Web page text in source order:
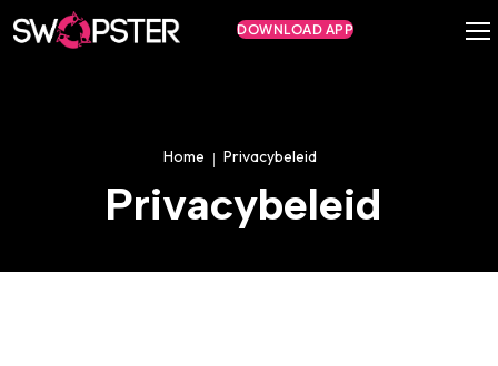
DOWNLOAD APP
Home Privacybeleid
Privacybeleid